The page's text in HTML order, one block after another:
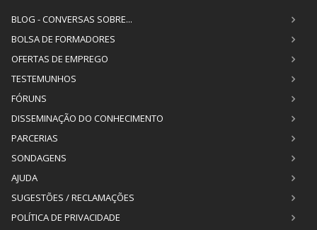
BLOG - CONVERSAS SOBRE...
BOLSA DE FORMADORES
OFERTAS DE EMPREGO
TESTEMUNHOS
FÓRUNS
DISSEMINAÇÃO DO CONHECIMENTO
PARCERIAS
SONDAGENS
AJUDA
SUGESTÕES / RECLAMAÇÕES
POLÍTICA DE PRIVACIDADE